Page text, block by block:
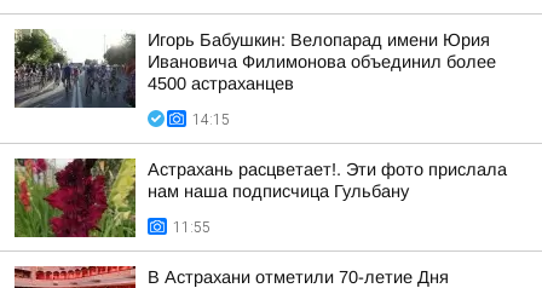
Игорь Бабушкин: Велопарад имени Юрия
Ивановича Филимонова объединил более
4500 астраханцев
14:15
Астрахань расцветает!. Эти фото прислала
нам наша подписчица Гульбану
11:55
В Астрахани отметили 70-летие Дня